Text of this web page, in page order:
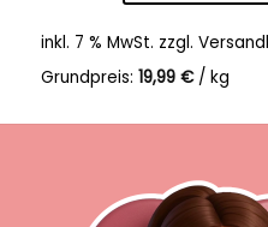
inkl. 7 % MwSt. zzgl.
Grundpreis: 19,99 €/ kg